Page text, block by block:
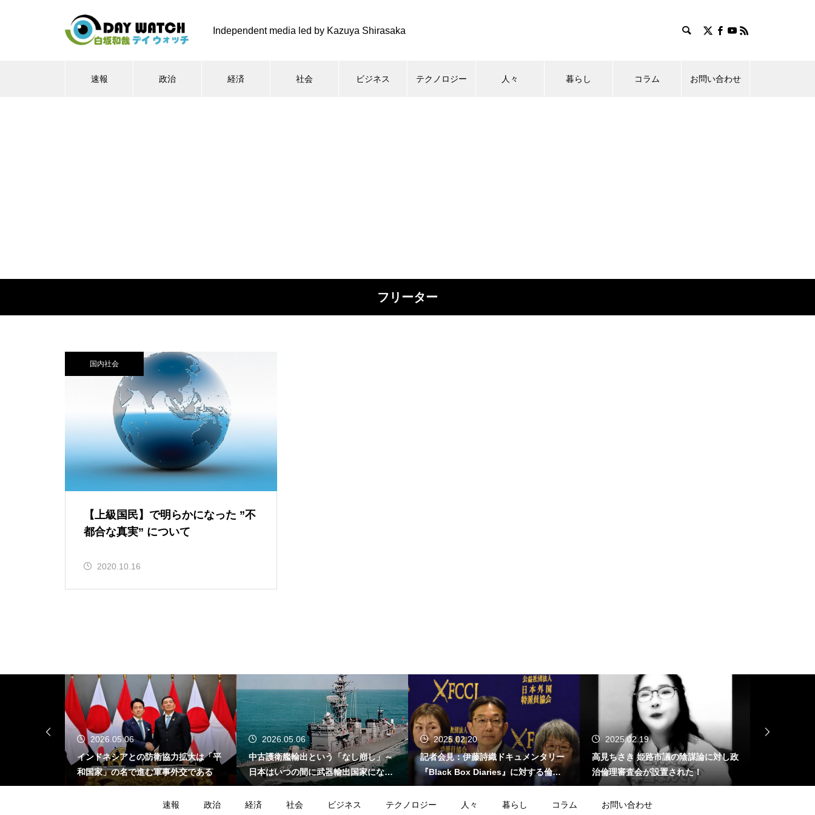
Independent media led by Kazuya Shirasaka
速報 政治 経済 社会 ビジネス テクノロジー 人々 暮らし コラム お問い合わせ
フリーター
国内社会
【上級国民】で明らかになった ”不
都合な真実” について
2020.10.16
2026.05.06
インドネシアとの防衛協力拡大は「平
和国家」の名で進む軍事外交である
2026.05.06
中古護衛艦輸出という「なし崩し」～
日本はいつの間に武器輸出国家になっ
たのか～
2025.02.20
記者会見：伊藤詩織ドキュメンタリー
『Black Box Diaries』に対する倫理
的懸念
2025.02.19
高見ちさき 姫路市議の陰謀論に対し政
治倫理審査会が設置された！
が･･･
速報
政治 経済 社会 ビジネス テクノロジー 人々 暮らし コラム お問い合わせ